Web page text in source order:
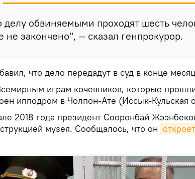
делу обвиняемыми проходят шесть
не закончено", — сказал генпрокурор.
что дело передадут в суд в конце
играм кочевников, которые
ипподром в Чолпон-Ате (Иссык-Кульская
2018 года президент Сооронбай
музея. Сообщалось, что он